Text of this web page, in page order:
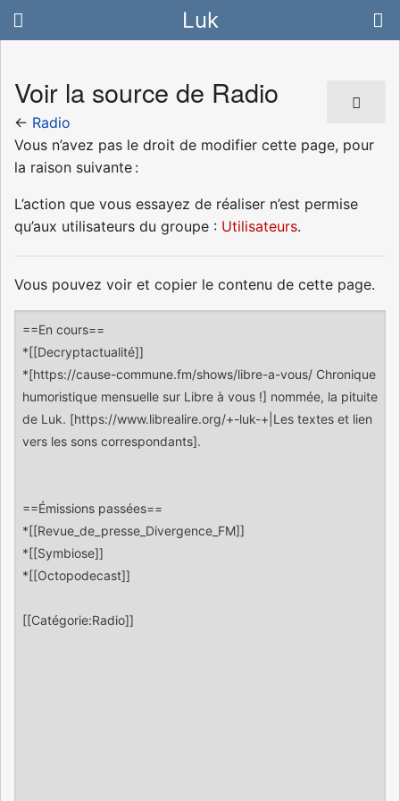
Luk
Voir la source de Radio
← Radio
Vous n’avez pas le droit de modifier cette page, pour
la raison suivante :
L’action que vous essayez de réaliser n’est permise
qu’aux utilisateurs du groupe : Utilisateurs.
Vous pouvez voir et copier le contenu de cette page.